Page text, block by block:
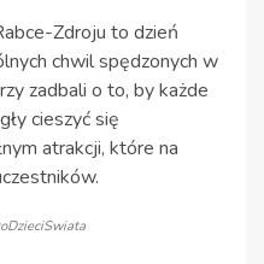
Zdroju to dzień
chwil spędzonych w
zadbali o to, by każde
cieszyć się
atrakcji, które na